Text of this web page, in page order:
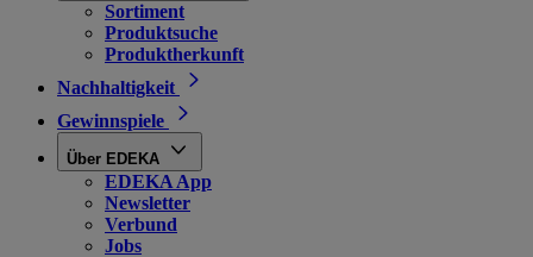
Sortiment
Produktsuche
Produktherkunft
Nachhaltigkeit
Gewinnspiele
Über EDEKA
EDEKA App
Newsletter
Verbund
Jobs